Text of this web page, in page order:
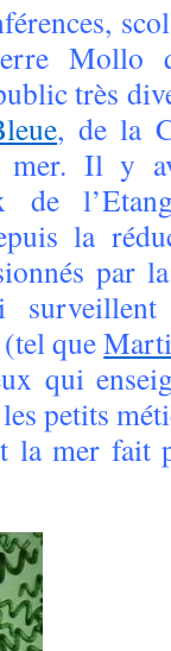
Mollo
très
, de la
mer. Il y
de
la
par
(tel que
qui
petits
la mer fait